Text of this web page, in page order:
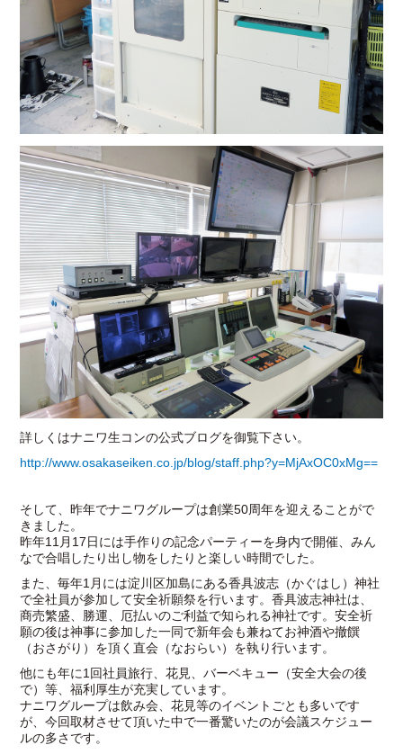
詳しくはナニワ生コンの公式ブログを御覧下さい。
http://www.osakaseiken.co.jp/blog/staff.php?y=MjAxOC0xMg==
そして、昨年でナニワグループは創業50周年を迎えることがで
きました。
昨年11月17日には手作りの記念パーティーを身内で開催、みん
なで合唱したり出し物をしたりと楽しい時間でした。
また、毎年1月には淀川区加島にある香具波志（かぐはし）神社
で全社員が参加して安全祈願祭を行います。香具波志神社は、
商売繁盛、勝運、厄払いのご利益で知られる神社です。安全祈
願の後は神事に参加した一同で新年会も兼ねてお神酒や撤饌
（おさがり）を頂く直会（なおらい）を執り行います。
他にも年に1回社員旅行、花見、バーベキュー（安全大会の後
で）等、福利厚生が充実しています。
ナニワグループは飲み会、花見等のイベントごとも多いです
が、今回取材させて頂いた中で一番驚いたのが会議スケジュー
ルの多さです。